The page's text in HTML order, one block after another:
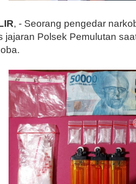
, - Seorang pengedar
jajaran Polsek Pemulutan